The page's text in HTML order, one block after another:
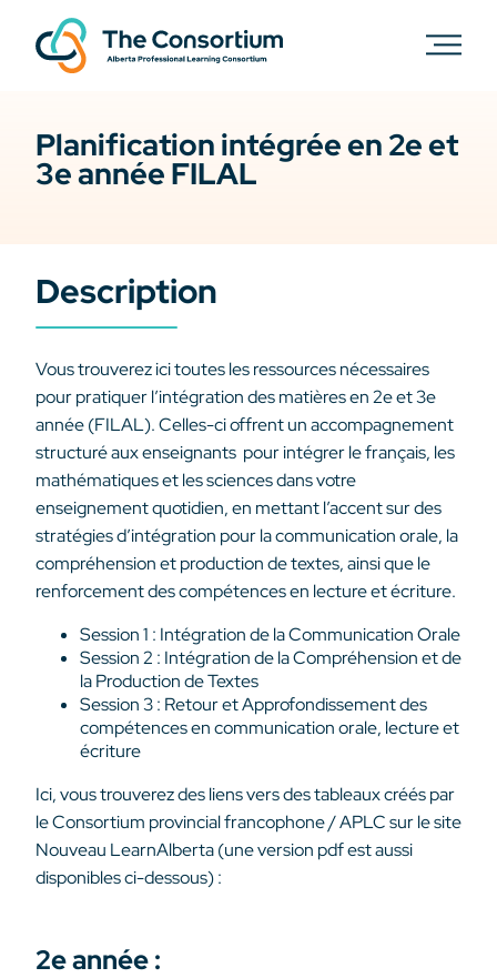
Planification intégrée en 2e et
3e année FILAL
Description
Vous trouverez ici toutes les ressources nécessaires
pour pratiquer l’intégration des matières en 2e et 3e
année (FILAL). Celles-ci offrent un accompagnement
structuré aux enseignants pour intégrer le français, les
mathématiques et les sciences dans votre
enseignement quotidien, en mettant l’accent sur des
stratégies d’intégration pour la communication orale, la
compréhension et production de textes, ainsi que le
renforcement des compétences en lecture et écriture.
Session 1 : Intégration de la Communication Orale
Session 2 : Intégration de la Compréhension et de
la Production de Textes
Session 3 : Retour et Approfondissement des
compétences en communication orale, lecture et
écriture
Ici, vous trouverez des liens vers des tableaux créés par
le Consortium provincial francophone / APLC sur le site
Nouveau LearnAlberta (une version pdf est aussi
disponibles ci-dessous) :
2e année :